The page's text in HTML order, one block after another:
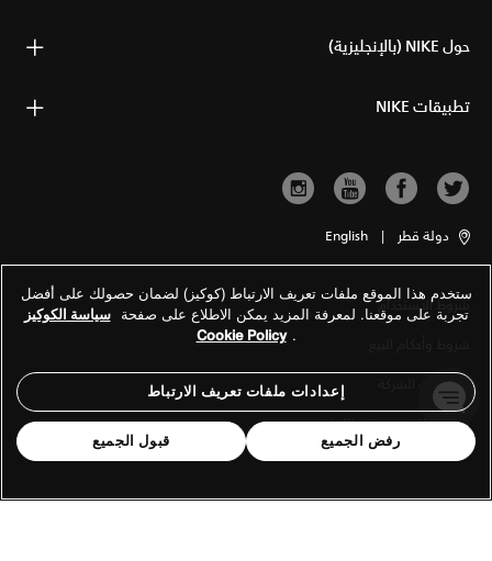
حول NIKE (بالإنجليزية)
تطبيقات NIKE
دولة قطر |
English
شروط الاستخدام
معلومات الشركة
سياسة الخصوصية والكوكيز
ستخدم هذا الموقع ملفات تعريف الارتباط (كوكيز) لضمان حصولك على أفضل
تجربة على موقعنا. لمعرفة المزيد يمكن الاطلاع على صفحة سياسة الكوكيز
.
Cookie Policy
إعدادات ملفات تعريف الارتباط
رفض الجميع قبول الجميع